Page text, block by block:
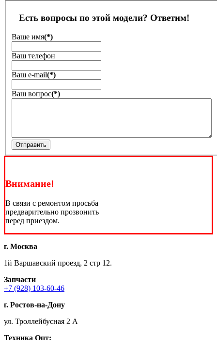
Есть вопросы по этой модели? Ответим!
Ваше имя(*)
Ваш телефон
Ваш е-mail(*)
Ваш вопрос(*)
Отправить
Внимание!
В связи с ремонтом просьба
предварительно прозвонить
перед приездом.
г. Москва
1й Варшавский проезд, 2 стр 12.
Запчасти
+7 (928) 103-60-46
г. Ростов-на-Дону
ул. Троллейбусная 2 А
Техника Опт: